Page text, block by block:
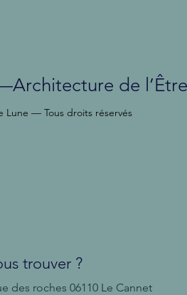
de l’Être
Lune — Tous droits réservés
trouver ?
des roches 06110 Le Cannet